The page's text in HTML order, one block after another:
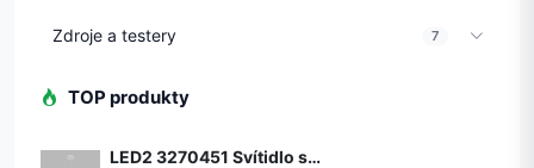
Zdroje a testery 7
TOP produkty
LED2 3270451 Svítidlo stropní závěsné LED2 BELLA 60 P-Z, W 50W 2CCT 3000K/4000K - ON/OFF - nestmívatelné - LED2 Lighting